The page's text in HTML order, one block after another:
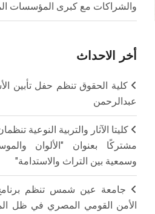
والشراكات مع كبرى المؤسسات
أخر الاحداث
كلية الحقوق تنظم حفل تأبين
عبدالرحمن
كليتا الآثار والتربية النوعية
مشتركًا بعنوان "الألوان
وسمعية بين التراث والاستدامة"
جامعة عين شمس تنظم
الأمن القومي المصري في ظل